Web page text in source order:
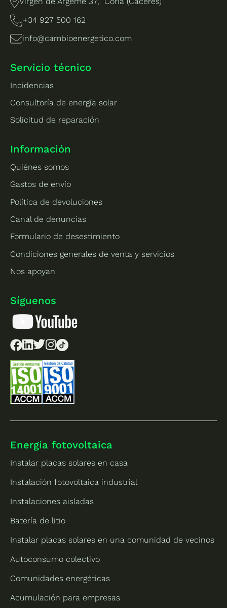
Monitorización remota del rendimiento
Servicio de atención para incidencias
+34 927 500 162
info@cambioenergetico.com
Servicio técnico
Incidencias
Consultoría de energía solar
Solicitud de reparación
Información
Quiénes somos
Gastos de envío
Política de devoluciones
Canal de denuncias
Formulario de desestimiento
Condiciones generales de venta y servicios
Nos apoyan
Síguenos
Energía fotovoltaica
Instalar placas solares en casa
Instalación fotovoltaica industrial
Instalaciones aisladas
Batería de litio
Instalar placas solares en una comunidad de vecinos
Autoconsumo colectivo
Comunidades energéticas
Acumulación para empresas